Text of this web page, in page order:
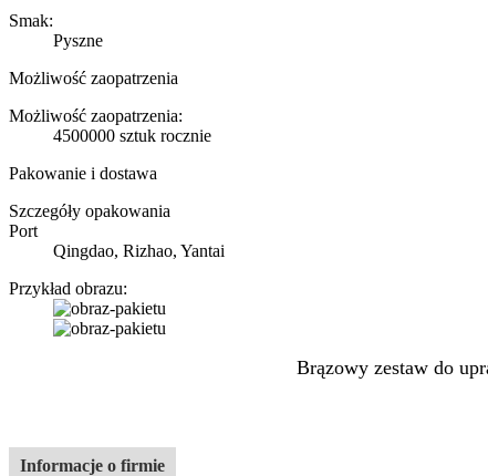
Smak:
Pyszne
Możliwość zaopatrzenia
Możliwość zaopatrzenia:
4500000 sztuk rocznie
Pakowanie i dostawa
Szczegóły opakowania
Port
Qingdao, Rizhao, Yantai
Przykład obrazu:
Brązowy zestaw do
Informacje o firmie